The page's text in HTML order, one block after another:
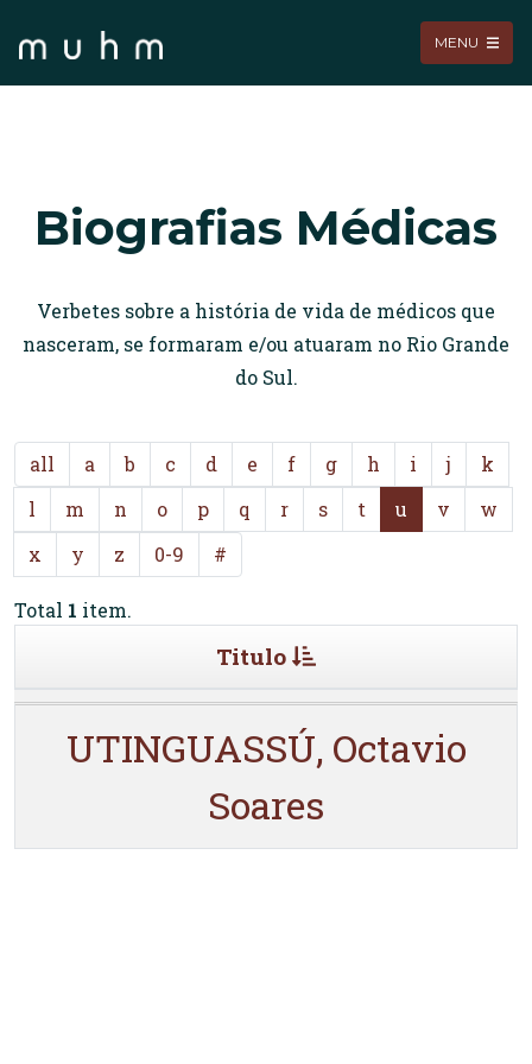
MENU
Biografias Médicas
Verbetes sobre a história de vida de médicos que
nasceram, se formaram e/ou atuaram no Rio Grande
do Sul.
all a b c d e f g h i j
k
l
m n o p q r s t u v
w
x
y z 0-9 #
Total 1 item.
Titulo
UTINGUASSÚ, Octavio
Soares